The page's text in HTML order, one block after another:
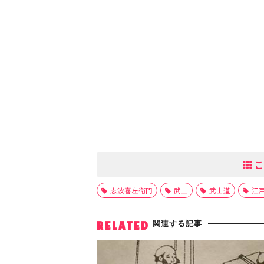
志波喜左衛門 武士 武士道 江
RELATED 関連する記事